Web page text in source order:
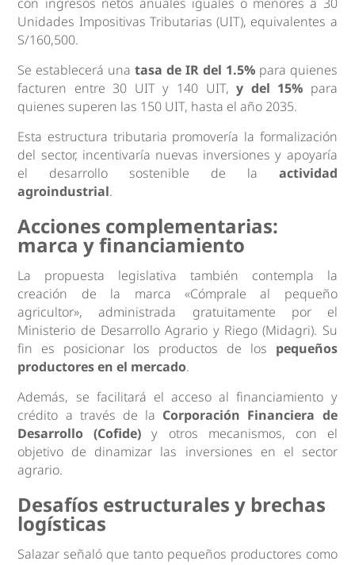
Unidades Impositivas Tributarias (UIT), equivalentes a
S/160,500.
Se establecerá unatasa de IR del 1.5%para quienes
facturen entre 30 UIT y 140 UIT,y del 15% para
quienes superen las 150 UIT, hasta el año 2035.
Esta estructura tributaria promovería la formalización
del sector, incentivaría nuevas inversiones y apoyaría
el desarrollo sostenible de la actividad
agroindustrial.
Acciones complementarias:
marca y financiamiento
La propuesta legislativa también contempla la
creación de la marca «Cómprale al pequeño
agricultor», administrada gratuitamente por el
Ministerio de Desarrollo Agrario y Riego (Midagri). Su
fin es posicionar los productos de los pequeños
productores en el mercado.
Además, se facilitará el acceso al financiamiento y
crédito a través de la Corporación Financiera de
Desarrollo (Cofide) y otros mecanismos, con el
objetivo de dinamizar las inversiones en el sector
agrario.
Desafíos estructurales y brechas
logísticas
Salazar señaló que tanto pequeños productores como